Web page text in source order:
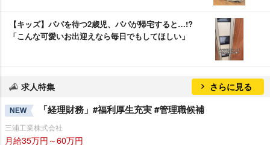
【キッズ】パパを待つ2歳児、パパが帰宅すると…!?
「こんな可愛いお出迎えなら毎日でもしてほしい」
求人特集 さらに見る
NEW 「経理財務」#福利厚生充実 #管理職候補
三浦工業株式会社
月給35万円～60万円